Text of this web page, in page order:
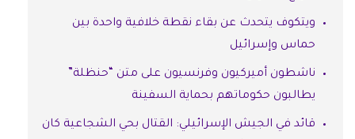
ويتكوف يتحدث عن بقاء نقطة خلافية واحدة بين
حماس وإسرائيل
ناشطون أميركيون وفرنسيون على متن “حنظلة”
يطالبون حكوماتهم بحماية السفينة
قائد في الجيش الإسرائيلي: القتال بحي الشجاعية كان